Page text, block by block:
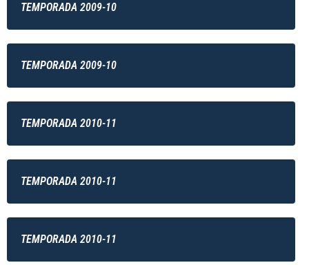
TEMPORADA 2009-10
TEMPORADA 2009-10
TEMPORADA 2010-11
TEMPORADA 2010-11
TEMPORADA 2010-11